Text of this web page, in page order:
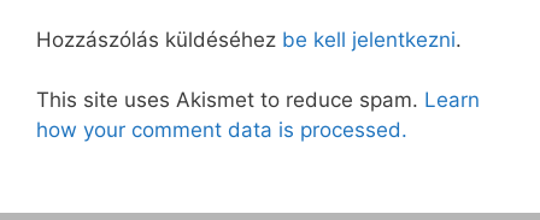
Hozzászólás küldéséhez be kell jelentkezni.
This site uses Akismet to reduce spam. Learn
how your comment data is processed.